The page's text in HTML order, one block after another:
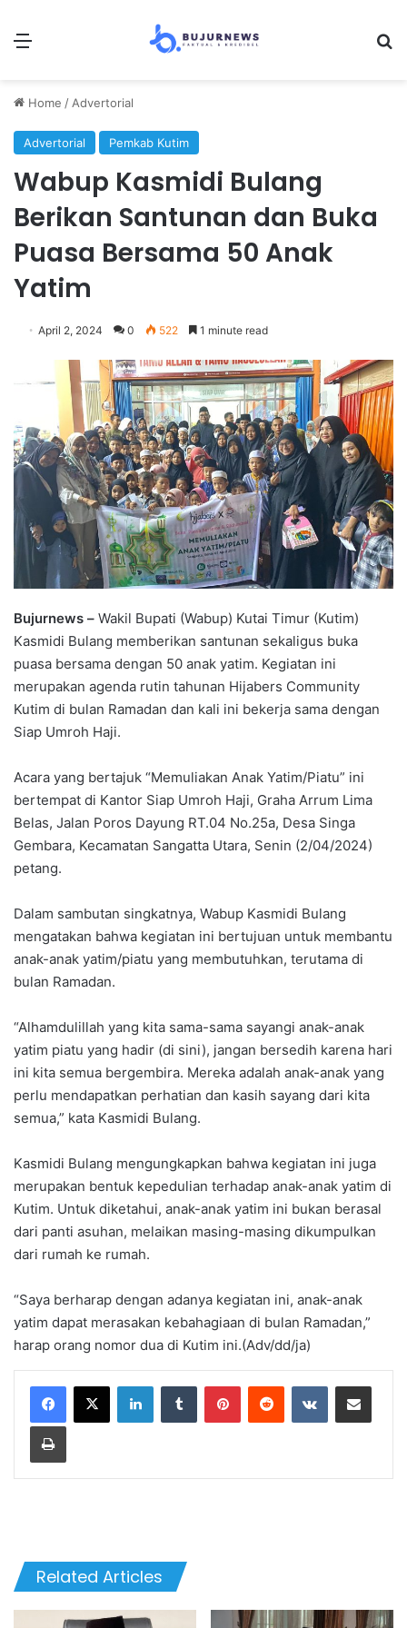
Menu
Home / Advertorial
Advertorial Pemkab Kutim
Wabup Kasmidi Bulang
Berikan Santunan dan Buka
Puasa Bersama 50 Anak
Yatim
April 2, 2024 0 522 1 minute read
Bujurnews – Wakil Bupati (Wabup) Kutai Timur (Kutim)
Kasmidi Bulang memberikan santunan sekaligus buka
puasa bersama dengan 50 anak yatim. Kegiatan ini
merupakan agenda rutin tahunan Hijabers Community
Kutim di bulan Ramadan dan kali ini bekerja sama dengan
Siap Umroh Haji.
Acara yang bertajuk “Memuliakan Anak Yatim/Piatu” ini
bertempat di Kantor Siap Umroh Haji, Graha Arrum Lima
Belas, Jalan Poros Dayung RT.04 No.25a, Desa Singa
Gembara, Kecamatan Sangatta Utara, Senin (2/04/2024)
petang.
Dalam sambutan singkatnya, Wabup Kasmidi Bulang
mengatakan bahwa kegiatan ini bertujuan untuk membantu
anak-anak yatim/piatu yang membutuhkan, terutama di
bulan Ramadan.
“Alhamdulillah yang kita sama-sama sayangi anak-anak
yatim piatu yang hadir (di sini), jangan bersedih karena hari
ini kita semua bergembira. Mereka adalah anak-anak yang
perlu mendapatkan perhatian dan kasih sayang dari kita
semua,” kata Kasmidi Bulang.
Kasmidi Bulang mengungkapkan bahwa kegiatan ini juga
merupakan bentuk kepedulian terhadap anak-anak yatim di
Kutim. Untuk diketahui, anak-anak yatim ini bukan berasal
dari panti asuhan, melaikan masing-masing dikumpulkan
dari rumah ke rumah.
“Saya berharap dengan adanya kegiatan ini, anak-anak
yatim dapat merasakan kebahagiaan di bulan Ramadan,”
harap orang nomor dua di Kutim ini.(Adv/dd/ja)
LinkedInTumblr PinterestReddit VKontakteShare via Email
Print
Related Articles